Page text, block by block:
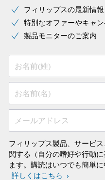
フィリップスの最新情
特別なオファーやキャ
製品モニターのご案内
お名前(姓)
お名前(名)
メールアドレス
フィリップス製品、サービ
関する（自分の嗜好や行動
ます。購読はいつでも簡単
詳しくはこちら